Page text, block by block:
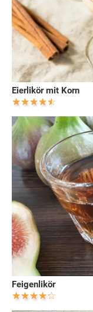
Eierlikör mit Korn
Feigenlikör